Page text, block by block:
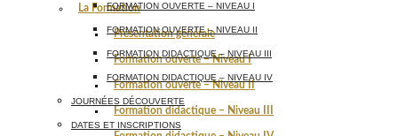
La Formation
Présentation générale
Formation ouverte – Niveau I
Formation ouverte – Niveau II
Formation didactique – Niveau III
FORMATION OUVERTE – NIVEAU I
FORMATION OUVERTE – NIVEAU II
FORMATION DIDACTIQUE – NIVEAU III
FORMATION DIDACTIQUE – NIVEAU IV
JOURNÉES DÉCOUVERTE
DATES ET INSCRIPTIONS